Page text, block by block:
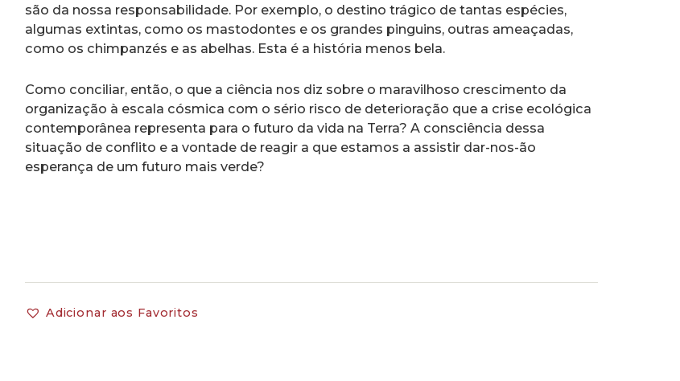
são da nossa responsabilidade. Por exemplo, o destino trágico de tantas espécies,
algumas extintas, como os mastodontes e os grandes pinguins, outras ameaçadas,
como os chimpanzés e as abelhas. Esta é a história menos bela.
Como conciliar, então, o que a ciência nos diz sobre o maravilhoso crescimento da
organização à escala cósmica com o sério risco de deterioração que a crise ecológica
contemporânea representa para o futuro da vida na Terra? A consciência dessa
situação de conflito e a vontade de reagir a que estamos a assistir dar-nos-ão
esperança de um futuro mais verde?
Adicionar aos Favoritos